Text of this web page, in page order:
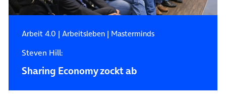
Arbeit 4.0 | Arbeitsleben| Masterminds
Steven Hill:
Sharing Economy zockt ab